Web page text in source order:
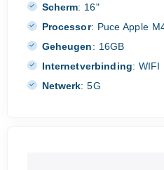
Scherm: 16"
Processor: Puce Apple
Geheugen: 16GB
Internetverbinding: WIFI
Netwerk: 5G